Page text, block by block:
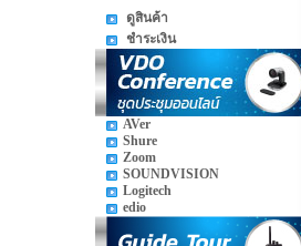
ดูสินค้า
ชำระเงิน
AVer
Shure
Zoom
SOUNDVISION
Logitech
edio